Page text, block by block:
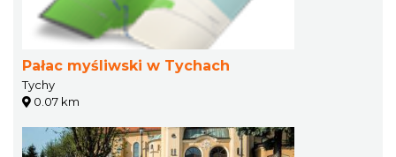
Pałac myśliwski w Tychach
Tychy
0.07 km